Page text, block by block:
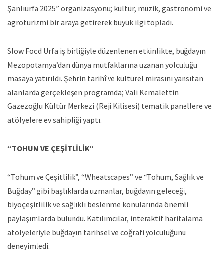
Şanlıurfa 2025” organizasyonu; kültür, müzik, gastronomi ve
agroturizmi bir araya getirerek büyük ilgi topladı.
Slow Food Urfa iş birliğiyle düzenlenen etkinlikte, buğdayın
Mezopotamya’dan dünya mutfaklarına uzanan yolculuğu
masaya yatırıldı. Şehrin tarihî ve kültürel mirasını yansıtan
alanlarda gerçekleşen programda; Vali Kemalettin
Gazezoğlu Kültür Merkezi (Reji Kilisesi) tematik panellere ve
atölyelere ev sahipliği yaptı.
“TOHUM VE ÇEŞİTLİLİK”
“Tohum ve Çeşitlilik”, “Wheatscapes” ve “Tohum, Sağlık ve
Buğday” gibi başlıklarda uzmanlar, buğdayın geleceği,
biyoçeşitlilik ve sağlıklı beslenme konularında önemli
paylaşımlarda bulundu. Katılımcılar, interaktif haritalama
atölyeleriyle buğdayın tarihsel ve coğrafi yolculuğunu
deneyimledi.